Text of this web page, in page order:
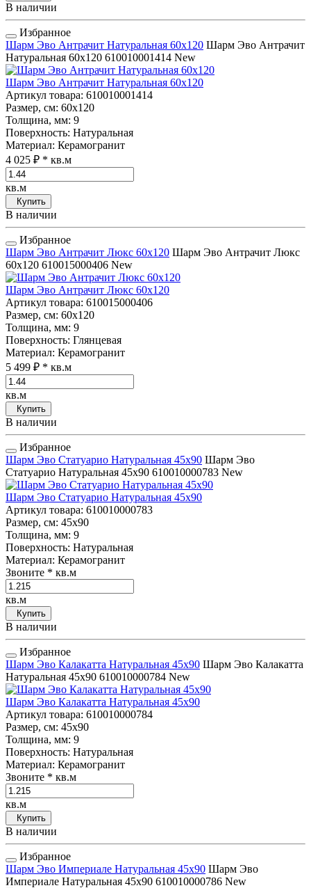
В наличии
Избранное
Шарм Эво Антрачит Натуральная 60x120 Шарм Эво Антрачит
Натуральная 60x120 610010001414 New
Шарм Эво Антрачит Натуральная 60x120
Артикул товара: 610010001414
Размер, см: 60x120
Толщина, мм: 9
Поверхность: Натуральная
Материал: Керамогранит
4 025 ₽ * кв.м
кв.м
Купить
В наличии
Избранное
Шарм Эво Антрачит Люкс 60x120 Шарм Эво Антрачит Люкс
60x120 610015000406 New
Шарм Эво Антрачит Люкс 60x120
Артикул товара: 610015000406
Размер, см: 60x120
Толщина, мм: 9
Поверхность: Глянцевая
Материал: Керамогранит
5 499 ₽ * кв.м
кв.м
Купить
В наличии
Избранное
Шарм Эво Статуарио Натуральная 45x90 Шарм Эво
Статуарио Натуральная 45x90 610010000783 New
Шарм Эво Статуарио Натуральная 45x90
Артикул товара: 610010000783
Размер, см: 45x90
Толщина, мм: 9
Поверхность: Натуральная
Материал: Керамогранит
Звоните * кв.м
кв.м
Купить
В наличии
Избранное
Шарм Эво Калакатта Натуральная 45x90 Шарм Эво Калакатта
Натуральная 45x90 610010000784 New
Шарм Эво Калакатта Натуральная 45x90
Артикул товара: 610010000784
Размер, см: 45x90
Толщина, мм: 9
Поверхность: Натуральная
Материал: Керамогранит
Звоните * кв.м
кв.м
Купить
В наличии
Избранное
Шарм Эво Империале Натуральная 45x90 Шарм Эво
Империале Натуральная 45x90 610010000786 New